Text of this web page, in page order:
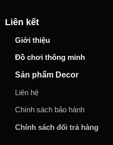
Liên kết
Giới thiệu
Đồ chơi thông minh
Sản phẩm Decor
Liên hệ
Chính sách bảo hành
Chính sách đổi trả hàng